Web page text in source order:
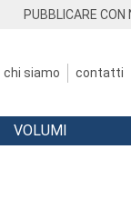
PUBBLICARE CON
chi siamo contatti
VOLUMI